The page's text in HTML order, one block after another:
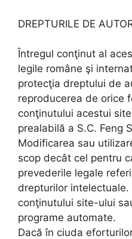
DREPTURILE DE
Întregul conţinut al
legile române şi
protecţia dreptului de
reproducerea de orice
conţinutului acestui
prealabilă a S.C. Feng
Modificarea sau
scop decât cel pentru
prevederile legale
drepturilor
conţinutului site-ului
programe automate.
Dacă în ciuda